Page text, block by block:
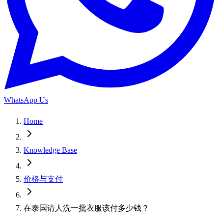
WhatsApp Us
Home
Knowledge Base
价格与支付
在泰国请人洗一批衣服该付多少钱？